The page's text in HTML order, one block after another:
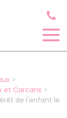
et Carcans
de l'enfant le